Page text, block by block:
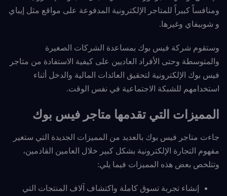
ومنافساً كبيراً للمتاجر الإلكترونية المدفوعة على مواقع مثل إيباي
و شوبيفاي وغيرها.
وستقوم شركة فيس بوك بمساعدة الشركات الصغيرة
والمتوسطة وحتى الأفراد العاديين على كيفية الاستفادة من متاجر
فيس بوك الإلكترونية لتحقيق العائدات المالية والدخل أثناء
استخدامهم للشبكة الاجتماعية في نفس الوقت.
المميزات التي تقدمها متاجر فيس بوك
جاءت متاجر فيس بوك بالعديد من المميزات الجديدة التي ستغير
مفهوم التجارة الإلكترونية بشكل كبير خلال العامين القادمين،
وتتلخص بعض هذه المميزات فيما يلي:
إنشاء تجربة تسوق كاملة واكتشاف آلاف المنتجات التي